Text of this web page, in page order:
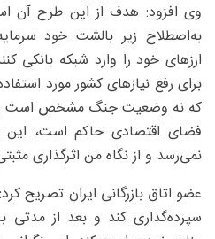
وی افزود: هدف از این طرح آن
به‌اصطلاح زیر بالشت خود
ارزهای خود را وارد شبکه بانکی
برای رفع نیازهای کشور مورد
که نه وضعیت جنگ مشخص است و
فضای اقتصادی حاکم است، این
نمی‌رسد و از نگاه من اثرگذاری
سپرده‌گذاری کند و بعد از مدتی